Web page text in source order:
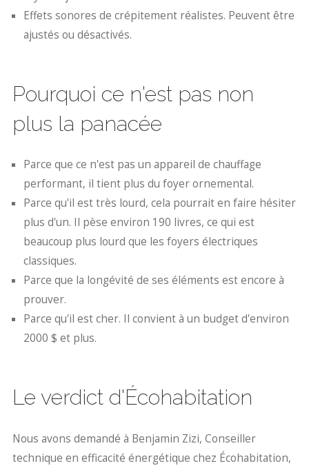
Effets sonores de crépitement réalistes. Peuvent être
ajustés ou désactivés.
Pourquoi ce n'est pas non
plus la panacée
Parce que ce n'est pas un appareil de chauffage
performant, il tient plus du foyer ornemental.
Parce qu'il est très lourd, cela pourrait en faire hésiter
plus d'un. Il pèse environ 190 livres, ce qui est
beaucoup plus lourd que les foyers électriques
classiques.
Parce que la longévité de ses éléments est encore à
prouver.
Parce qu'il est cher. Il convient à un budget d'environ
2000 $ et plus.
Le verdict d'Écohabitation
Nous avons demandé à Benjamin Zizi, Conseiller
technique en efficacité énergétique chez Écohabitation,